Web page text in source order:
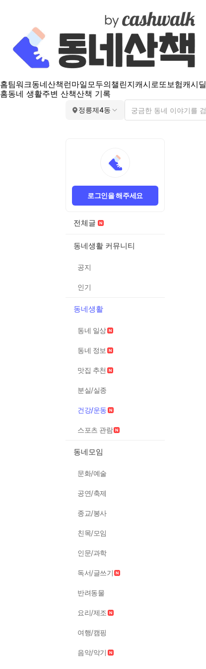
홈팀워크동네산책 런마일모두의챌린지캐시로또보험캐시딜
홈동네 생활주변 산책산책 기록
정릉제4동
로그인을 해주세요
전체글
동네생활 커뮤니티
공지
인기
동네생활
동네 일상
동네 정보
맛집 추천
분실/실종
건강/운동
스포츠 관람
동네모임
문화/예술
공연/축제
종교/봉사
친목/모임
인문/과학
독서/글쓰기
반려동물
요리/제조
여행/캠핑
음악/악기